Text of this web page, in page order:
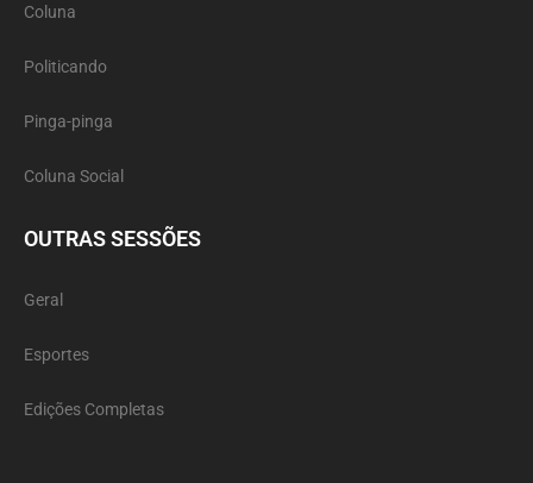
Coluna
Politicando
Pinga-pinga
Coluna Social
OUTRAS SESSÕES
Geral
Esportes
Edições Completas